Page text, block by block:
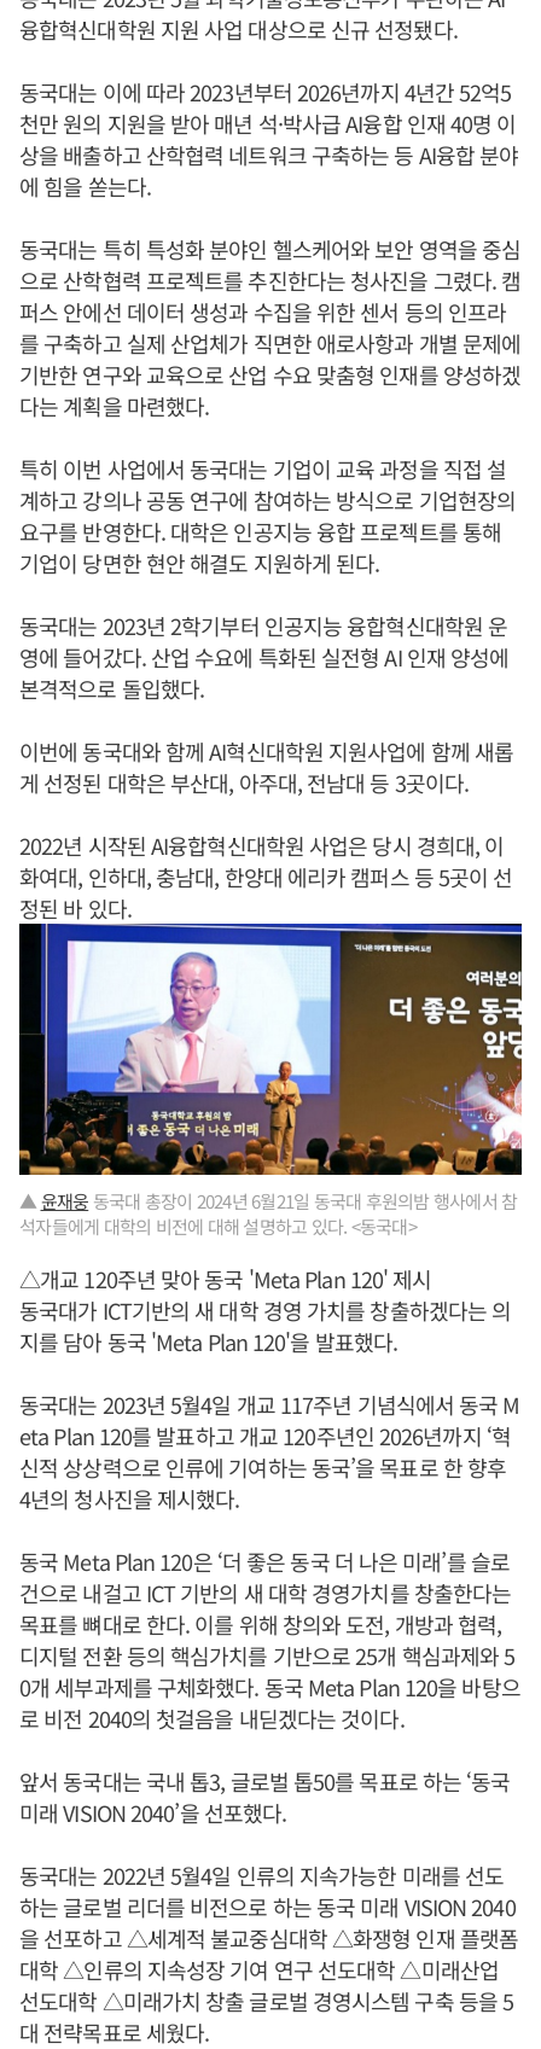
융합혁신대학원 지원 사업 대상으로 신규 선정됐다.
동국대는 이에 따라 2023년부터 2026년까지 4년간 52억5
천만 원의 지원을 받아 매년 석·박사급 AI융합 인재 40명 이
상을 배출하고 산학협력 네트워크 구축하는 등 AI융합 분야
에 힘을 쏟는다.
동국대는 특히 특성화 분야인 헬스케어와 보안 영역을 중심
으로 산학협력 프로젝트를 추진한다는 청사진을 그렸다. 캠
퍼스 안에선 데이터 생성과 수집을 위한 센서 등의 인프라
를 구축하고 실제 산업체가 직면한 애로사항과 개별 문제에
기반한 연구와 교육으로 산업 수요 맞춤형 인재를 양성하겠
다는 계획을 마련했다.
특히 이번 사업에서 동국대는 기업이 교육 과정을 직접 설
계하고 강의나 공동 연구에 참여하는 방식으로 기업현장의
요구를 반영한다. 대학은 인공지능 융합 프로젝트를 통해
기업이 당면한 현안 해결도 지원하게 된다.
동국대는 2023년 2학기부터 인공지능 융합혁신대학원 운
영에 들어갔다. 산업 수요에 특화된 실전형 AI 인재 양성에
본격적으로 돌입했다.
이번에 동국대와 함께 AI혁신대학원 지원사업에 함께 새롭
게 선정된 대학은 부산대, 아주대, 전남대 등 3곳이다.
2022년 시작된 AI융합혁신대학원 사업은 당시 경희대, 이
화여대, 인하대, 충남대, 한양대 에리카 캠퍼스 등 5곳이 선
정된 바 있다.
▲윤재웅 동국대 총장이 2024년 6월21일 동국대 후원의밤 행사에서 참
석자들에게 대학의 비전에 대해 설명하고 있다. <동국대>
△개교 120주년 맞아 동국 'Meta Plan 120' 제시
동국대가 ICT기반의 새 대학 경영 가치를 창출하겠다는 의
지를 담아 동국 'Meta Plan 120'을 발표했다.
동국대는 2023년 5월4일 개교 117주년 기념식에서 동국 M
eta Plan 120를 발표하고 개교 120주년인 2026년까지 ‘혁
신적 상상력으로 인류에 기여하는 동국’을 목표로 한 향후
4년의 청사진을 제시했다.
동국 Meta Plan 120은 ‘더 좋은 동국 더 나은 미래’를 슬로
건으로 내걸고 ICT 기반의 새 대학 경영가치를 창출한다는
목표를 뼈대로 한다. 이를 위해 창의와 도전, 개방과 협력,
디지털 전환 등의 핵심가치를 기반으로 25개 핵심과제와 5
0개 세부과제를 구체화했다. 동국 Meta Plan 120을 바탕으
로 비전 2040의 첫걸음을 내딛겠다는 것이다.
앞서 동국대는 국내 톱3, 글로벌 톱50를 목표로 하는 ‘동국
미래 VISION 2040’을 선포했다.
동국대는 2022년 5월4일 인류의 지속가능한 미래를 선도
하는 글로벌 리더를 비전으로 하는 동국 미래 VISION 2040
을 선포하고 △세계적 불교중심대학 △화쟁형 인재 플랫폼
대학 △인류의 지속성장 기여 연구 선도대학 △미래산업
선도대학 △미래가치 창출 글로벌 경영시스템 구축 등을 5
대 전략목표로 세웠다.